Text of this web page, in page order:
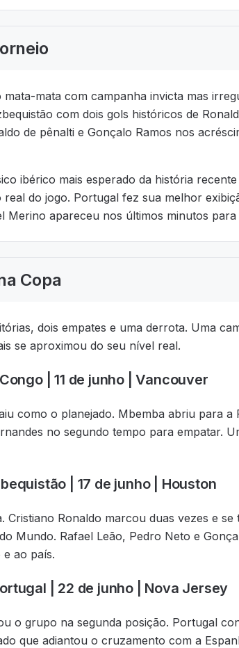
mata com campanha invicta mas
com dois gols históricos de
de pênalti e Gonçalo Ramos nos
ibérico mais esperado da história
do jogo. Portugal fez sua melhor
Merino apareceu nos últimos minutos
Copa
dois empates e uma derrota. Uma
se aproximou do seu nível real.
| 11 de junho | Vancouver
como o planejado. Mbemba abriu para
no segundo tempo para empatar.
| 17 de junho | Houston
Cristiano Ronaldo marcou duas vezes e
Mundo. Rafael Leão, Pedro Neto e
ao país.
| 22 de junho | Nova Jersey
o grupo na segunda posição. Portugal
que adiantou o cruzamento com a